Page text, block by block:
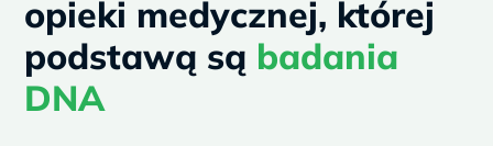
opieki medycznej, której
podstawą są badania
DNA